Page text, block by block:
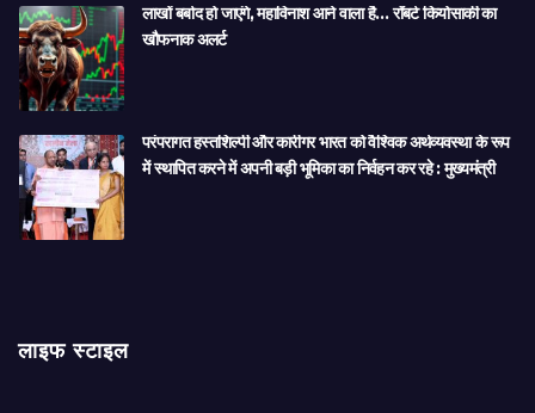
लाखों बर्बाद हो जाएंगे, महाविनाश आने वाला है… रॉबर्ट कियोसाकी का
खौफनाक अलर्ट
परंपरागत हस्तशिल्पी और कारीगर भारत को वैश्विक अर्थव्यवस्था के रूप
में स्थापित करने में अपनी बड़ी भूमिका का निर्वहन कर रहे : मुख्यमंत्री
लाइफ स्टाइल